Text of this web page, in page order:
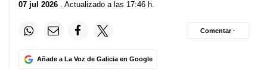
07 jul 2026 . Actualizado a las 17:46 h.
Añade a La Voz de Galicia en Google
Comentar ·